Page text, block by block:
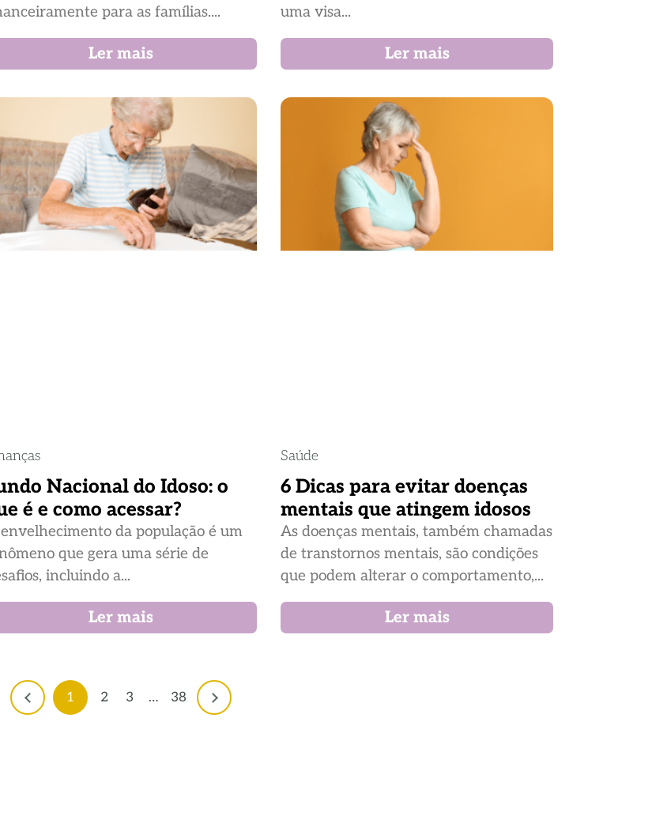
para as famílias....
Ler mais
uma visa...
Ler mais
Nacional do Idoso: o
é e como acessar?
da população é um
que gera uma série de
incluindo a...
Ler mais
Saúde
6 Dicas para evitar doenças
mentais que atingem idosos
As doenças mentais, também chamadas
de transtornos mentais, são condições
que podem alterar o comportamento,...
Ler mais
1 2 3 … 38